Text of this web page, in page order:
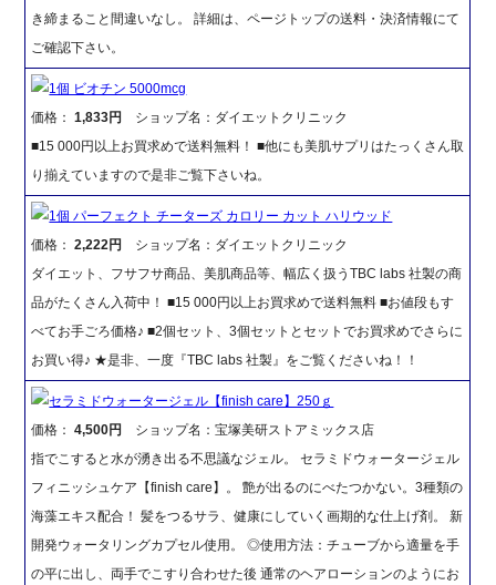
き締まること間違いなし。 詳細は、ページトップの送料・決済情報にて
ご確認下さい。
1個 ビオチン 5000mcg
価格：1,833円
ショップ名：ダイエットクリニック
■15 000円以上お買求めで送料無料！ ■他にも美肌サプリはたっくさん取
り揃えていますので是非ご覧下さいね。
1個 パーフェクト チーターズ カロリー カット ハリウッド
価格：2,222円
ショップ名：ダイエットクリニック
ダイエット、フサフサ商品、美肌商品等、幅広く扱うTBC labs 社製の商
品がたくさん入荷中！ ■15 000円以上お買求めで送料無料 ■お値段もす
べてお手ごろ価格♪ ■2個セット、3個セットとセットでお買求めでさらに
お買い得♪ ★是非、一度『TBC labs 社製』をご覧くださいね！！
セラミドウォータージェル【finish care】250ｇ
価格：4,500円
ショップ名：宝塚美研ストアミックス店
指でこすると水が湧き出る不思議なジェル。 セラミドウォータージェル
フィニッシュケア【finish care】。 艶が出るのにべたつかない。3種類の
海藻エキス配合！ 髪をつるサラ、健康にしていく画期的な仕上げ剤。 新
開発ウォータリングカプセル使用。 ◎使用方法：チューブから適量を手
の平に出し、両手でこすり合わせた後 通常のヘアローションのようにお